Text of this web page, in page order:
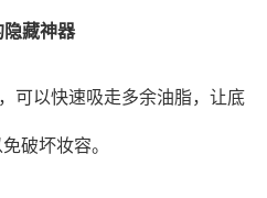
藏神器
可以快速吸走多余油脂，让底
破坏妆容。